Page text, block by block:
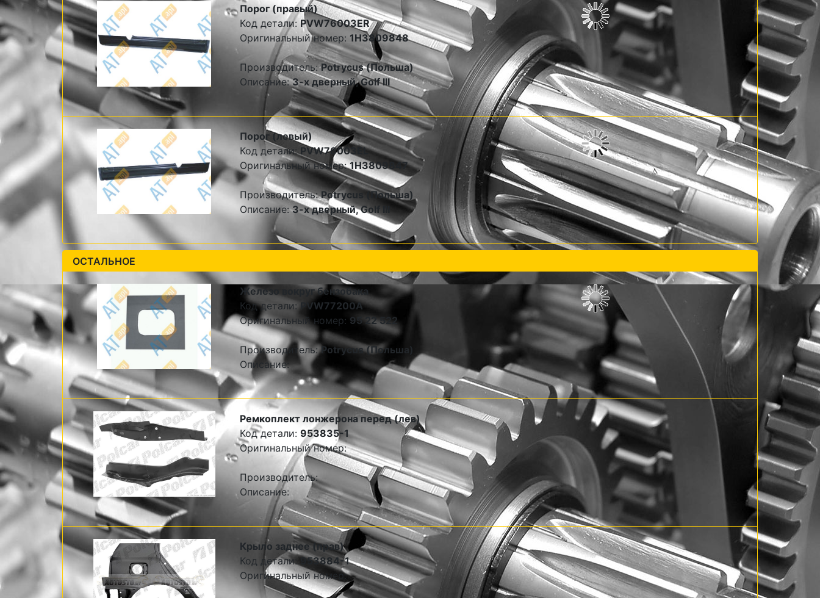
Порог (правый)
Код детали:PVW76003ER
Оригинальный номер: 1H3809848
Производитель:Potrycus (Польша)
Описание:3-х дверный, Golf III
Порог (левый)
Код детали:PVW76003EL
Оригинальный номер:1H3809847
Производитель:Potrycus (Польша)
Описание:3-х дверный, Golf III
ОСТАЛЬНОЕ
Железо вокруг бензобака
Код детали:
PVW77200A
Оригинальный номер: 95 22 522
Производитель:Potrycus (Польша)
Описание:
Ремкоплект лонжерона перед (лев)
Код детали: 953835-1
Оригинальный номер:
Производитель:
Описание:
Крыло заднее (прав)
Код детали: 953884-1
Оригинальный номер: